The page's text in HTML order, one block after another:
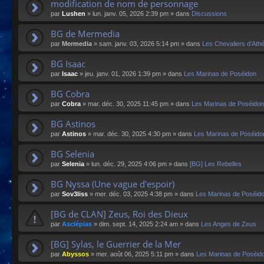
modification de nom de personnage
par Lushen » lun. janv. 05, 2026 2:39 pm » dans Discussions
BG de Mermedia
par Mermedia » sam. janv. 03, 2026 5:14 pm » dans Les Chevaliers
BG Isaac
par Isaac » jeu. janv. 01, 2026 1:39 pm » dans Les Marinas de Poséidon
BG Cobra
par Cobra» mar. déc. 30, 2025 11:45 pm » dans Les Marinas de Poséidon
BG Astinos
par Astinos » mar. déc. 30, 2025 4:30 pm » dans Les Marinas de
BG Selenia
par Selenia» lun. déc. 29, 2025 4:06 pm » dans [BG] Les Rebelles
BG Nyssa (Une vague d'espoir)
par Sov3liss » mer. déc. 03, 2025 4:38 pm » dans Les Marinas de
[BG de CLAN] Zeus, Roi des Dieux
par Asclépias » dim. sept. 14, 2025 2:24 am » dans Les Anges de Zeus
[BG] Sylas, le Guerrier de la Mer
par Abyssos » mer. août 06, 2025 5:11 pm » dans Les Marinas de